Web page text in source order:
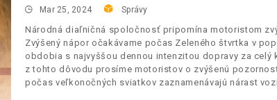
Mar 25, 2024 Správy
Národná diaľničná spoločnosť pripomína motoristom
Zvýšený nápor očakávame počas Zeleného štvrtka v
obdobia s najvyššou dennou intenzitou dopravy za
z tohto dôvodu prosíme motoristov o zvýšenú
počas veľkonočných sviatkov zaznamenávajú nárast